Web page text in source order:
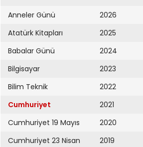
Anneler Günü
Atatürk Kitapları
Babalar Günü
Bilgisayar
Bilim Teknik
Cumhuriyet
Cumhuriyet 19 Mayıs
Cumhuriyet 23 Nisan
2026
2025
2024
2023
2022
2021
2020
2019